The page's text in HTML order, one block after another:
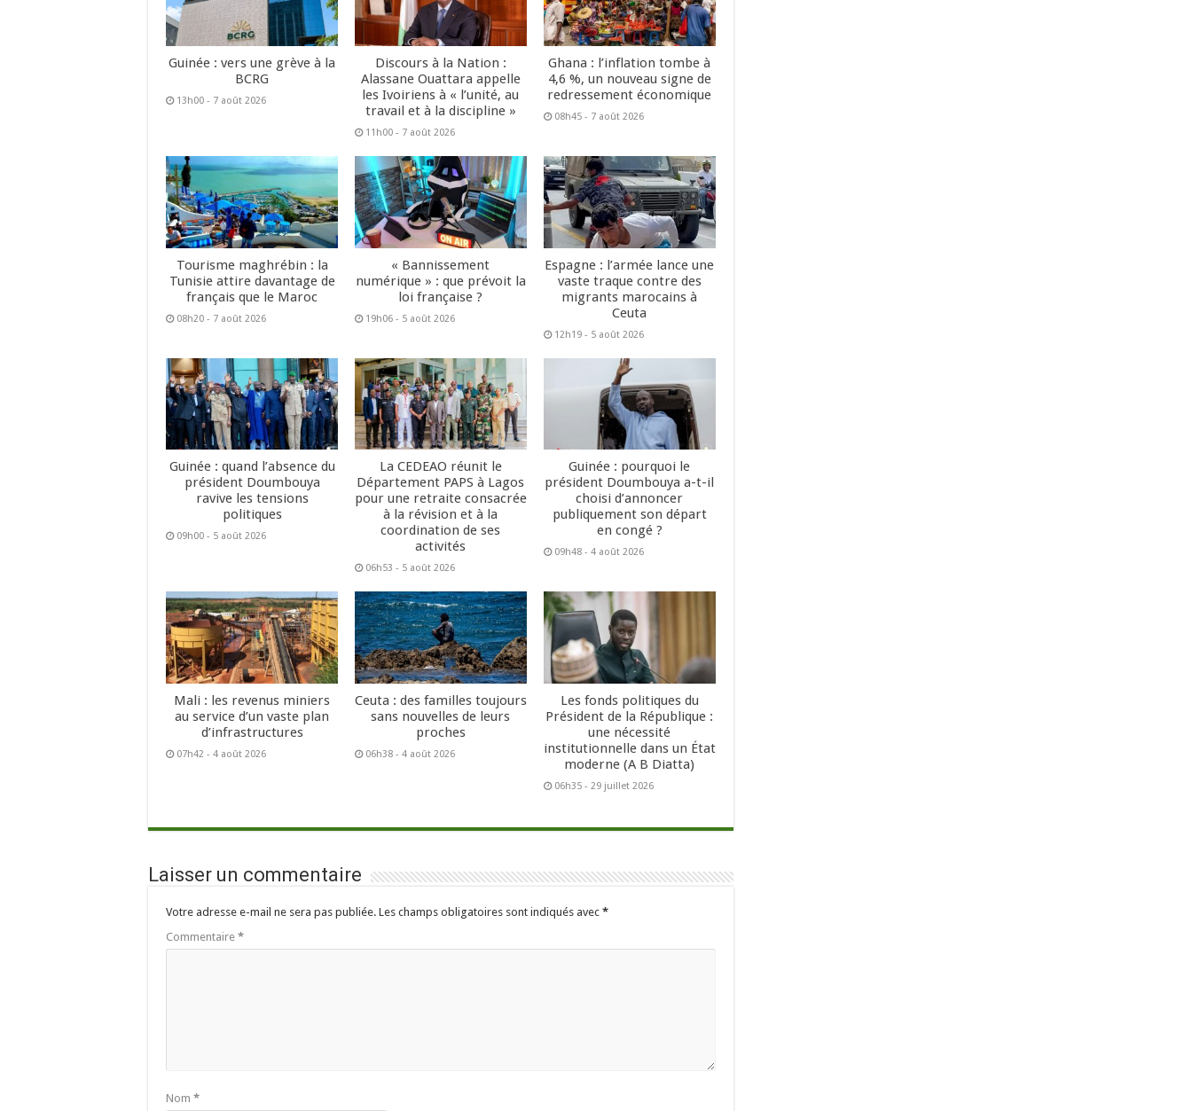
Guinée : vers une grève à la
BCRG
13h00 - 7 août 2026
Discours à la Nation :
Alassane Ouattara appelle
les Ivoiriens à « l’unité, au
travail et à la discipline »
11h00 - 7 août 2026
Ghana : l’inflation tombe à
4,6 %, un nouveau signe de
redressement économique
08h45 - 7 août 2026
Tourisme maghrébin : la
Tunisie attire davantage de
français que le Maroc
08h20 - 7 août 2026
« Bannissement
numérique » : que prévoit la
loi française ?
19h06 - 5 août 2026
Espagne : l’armée lance une
vaste traque contre des
migrants marocains à
Ceuta
12h19 - 5 août 2026
Guinée : quand l’absence du
président Doumbouya
ravive les tensions
politiques
09h00 - 5 août 2026
La CEDEAO réunit le
Département PAPS à Lagos
pour une retraite consacrée
à la révision et à la
coordination de ses
activités
06h53 - 5 août 2026
Guinée : pourquoi le
président Doumbouya a-t-il
choisi d’annoncer
publiquement son départ
en congé ?
09h48 - 4 août 2026
Mali : les revenus miniers
au service d’un vaste plan
d’infrastructures
07h42 - 4 août 2026
Ceuta : des familles toujours
sans nouvelles de leurs
proches
06h38 - 4 août 2026
Les fonds politiques du
Président de la République :
une nécessité
institutionnelle dans un État
moderne (A B Diatta)
06h35 - 29 juillet 2026
Laisser un commentaire
Votre adresse e-mail ne sera pas publiée. Les champs obligatoires sont indiqués avec *
Commentaire *
Nom *